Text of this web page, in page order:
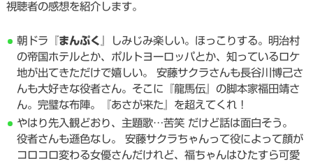
視聴者の感想を紹介します。
朝ドラ『まんぷく
』しみじみ楽しい。ほっこりする。明治村
の帝国ホテルとか、ポルトヨーロッパとか、知っているロケ
地が出てきただけで嬉しい。 安藤サクラさんも長谷川博己さ
んも大好きな役者さん。そこに『龍馬伝』の脚本家福田靖さ
ん。完璧な布陣。『あさが来た』を超えてくれ！
やはり先入観どおり、主題歌…苦笑 だけど話は面白そう。
役者さんも遜色なし。 安藤サクラちゃんって役によって顔が
コロコロ変わる女優さんだけれど、福ちゃんはひたすら可愛